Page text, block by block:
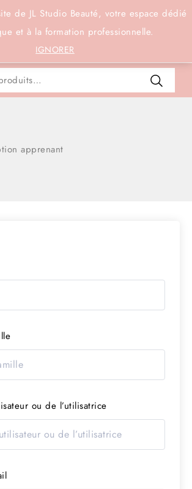
de JL Studio Beauté, votre espace dédié
et à la formation professionnelle.
IGNORER
Connexion
apprenant
ou de l’utilisatrice